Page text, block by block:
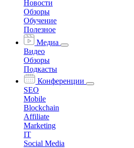
Новости
Обзоры
Обучение
Полезное
Медиа
Видео
Обзоры
Подкасты
Конференции
SEO
Mobile
Blockchain
Affiliate
Marketing
IT
Social Media